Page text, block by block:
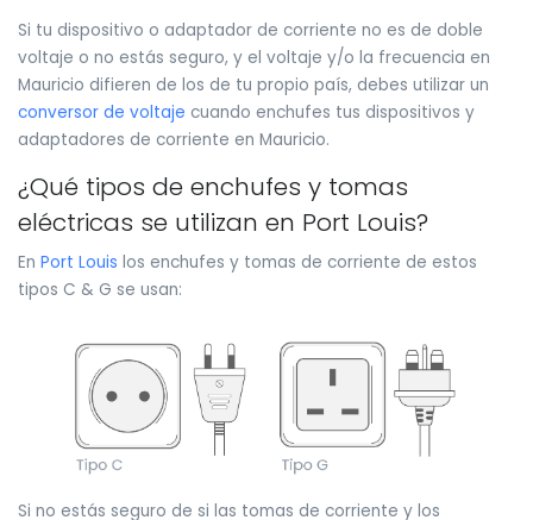
Si tu dispositivo o adaptador de corriente no es de doble
voltaje o no estás seguro, y el voltaje y/o la frecuencia en
Mauricio difieren de los de tu propio país, debes utilizar un
conversor de voltaje cuando enchufes tus dispositivos y
adaptadores de corriente en Mauricio.
¿Qué tipos de enchufes y tomas
eléctricas se utilizan en Port Louis?
En Port Louis los enchufes y tomas de corriente de estos
tipos C & G se usan:
Si no estás seguro de si las tomas de corriente y los